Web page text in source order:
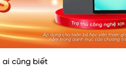
ai cũng biết